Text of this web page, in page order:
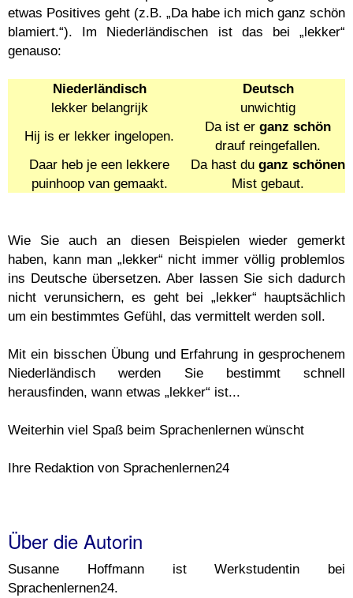
etwas Positives geht (z.B. „Da habe ich mich ganz schön
blamiert.“). Im Niederländischen ist das bei „lekker“
genauso:
Niederländisch
Deutsch
lekker belangrijk
unwichtig
Hij is er lekker ingelopen.
Da ist er ganz schön
drauf reingefallen.
Daar heb je een lekkere
puinhoop van gemaakt.
Da hast du ganz schönen
Mist gebaut.
Wie Sie auch an diesen Beispielen wieder gemerkt
haben, kann man „lekker“ nicht immer völlig problemlos
ins Deutsche übersetzen. Aber lassen Sie sich dadurch
nicht verunsichern, es geht bei „lekker“ hauptsächlich
um ein bestimmtes Gefühl, das vermittelt werden soll.
Mit ein bisschen Übung und Erfahrung in gesprochenem
Niederländisch werden Sie bestimmt schnell
herausfinden, wann etwas „lekker“ ist...
Weiterhin viel Spaß beim Sprachenlernen wünscht
Ihre Redaktion von Sprachenlernen24
Über die Autorin
Susanne Hoffmann ist Werkstudentin bei
Sprachenlernen24.